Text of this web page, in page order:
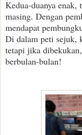
Kedua-duanya
masing. Dengan
mendapat
Di dalam peti sejuk,
tetapi jika
berbulan-bulan!